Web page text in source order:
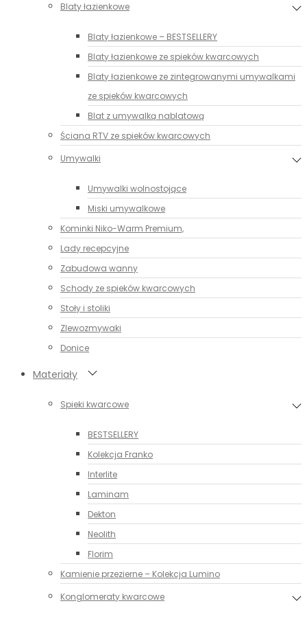
Blaty łazienkowe
Blaty łazienkowe – BESTSELLERY
Blaty łazienkowe ze spieków kwarcowych
Blaty łazienkowe ze zintegrowanymi umywalkami
ze spieków kwarcowych
Blat z umywalką nablatową
Ściana RTV ze spieków kwarcowych
Umywalki
Umywalki wolnostojące
Miski umywalkowe
Kominki Niko-Warm Premium,
Lady recepcyjne
Zabudowa wanny
Schody ze spieków kwarcowych
Stoły i stoliki
Zlewozmywaki
Donice
Materiały
Spieki kwarcowe
BESTSELLERY
Kolekcja Franko
Interlite
Laminam
Dekton
Neolith
Florim
Kamienie przezierne – Kolekcja Lumino
Konglomeraty kwarcowe